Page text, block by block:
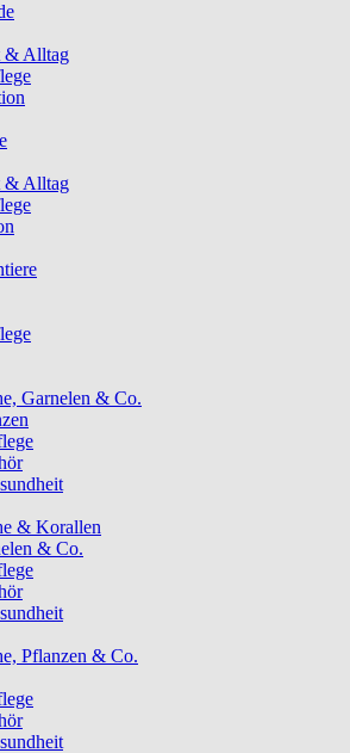
& Alltag
& Alltag
Garnelen & Co.
& Korallen
& Co.
Pflanzen & Co.